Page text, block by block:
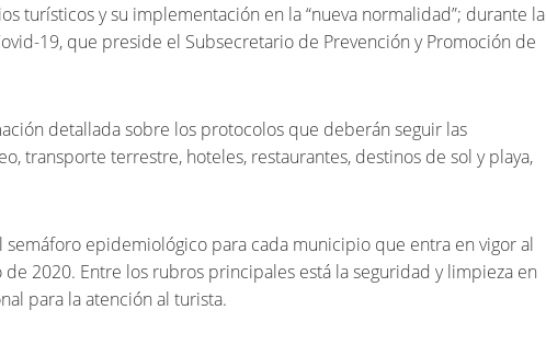
turísticos y su implementación en la “nueva normalidad”; durante la
19, que preside el Subsecretario de Prevención y Promoción de
detallada sobre los protocolos que deberán seguir las
transporte terrestre, hoteles, restaurantes, destinos de sol y playa,
epidemiológico para cada municipio que entra en vigor al
2020. Entre los rubros principales está la seguridad y limpieza en
para la atención al turista.